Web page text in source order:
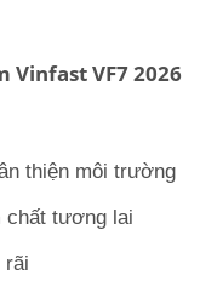
VF7 2026
thiện môi trường
chất tương lai
rãi